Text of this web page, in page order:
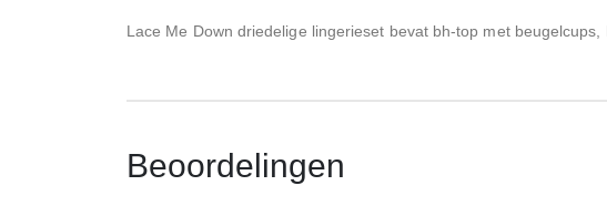
Lace Me Down driedelige lingerieset bevat bh-top met
Beoordelingen